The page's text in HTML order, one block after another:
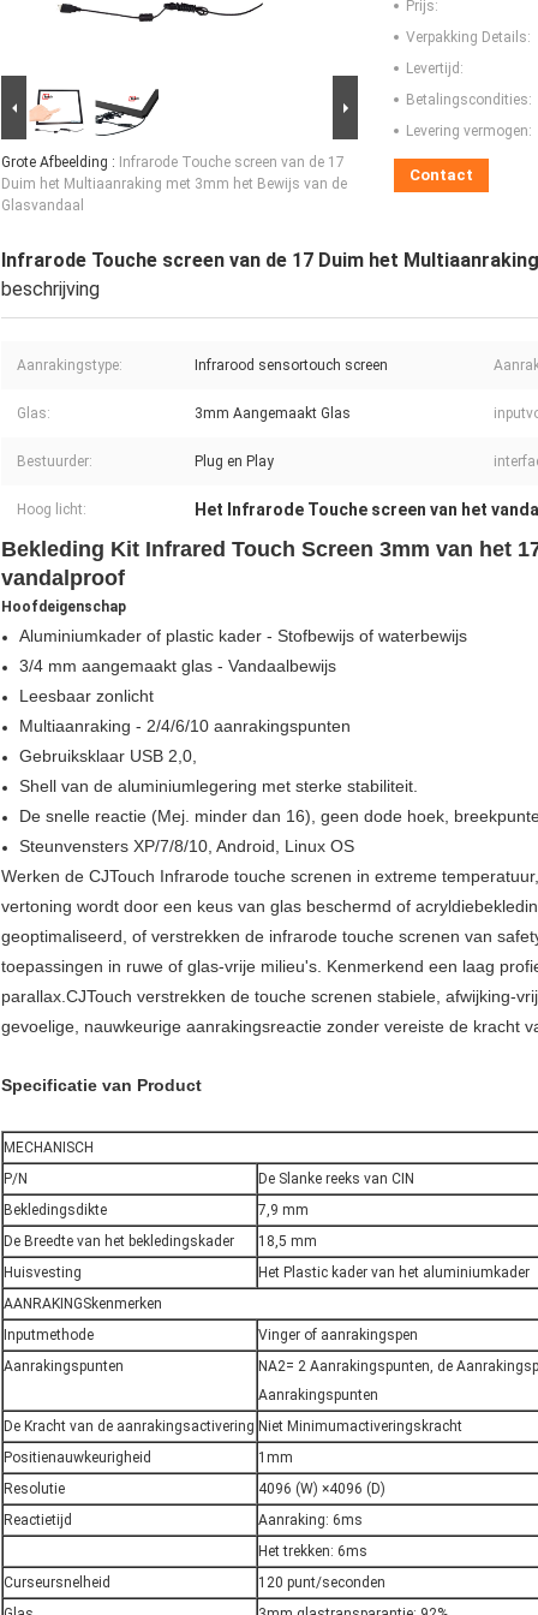
Grote Afbeelding : Infrarode Touche screen van de 17
Duim het Multiaanraking met 3mm het Bewijs van de
Glasvandaal
Prijs:
Verpakking Details:
Levertijd:
Betalingscondities:
Levering vermogen:
Contact
Infrarode Touche screen van de 17 Duim het
beschrijving
Aanrakingstype: Infrarood sensortouch screen
Glas: 3mm Aangemaakt Glas
Bestuurder: Plug en Play
Hoog licht: Het Infrarode Touche screen van het
Bekleding Kit Infrared Touch Screen 3mm van het
vandalproof
Hoofdeigenschap
Aluminiumkader of plastic kader - Stofbewijs of waterbewijs
3/4 mm aangemaakt glas - Vandaalbewijs
Leesbaar zonlicht
Multiaanraking - 2/4/6/10 aanrakingspunten
Gebruiksklaar USB 2,0,
Shell van de aluminiumlegering met sterke stabiliteit.
De snelle reactie (Mej. minder dan 16), geen dode hoek,
Steunvensters XP/7/8/10, Android, Linux OS
Werken de CJTouch Infrarode touche screnen in extreme
vertoning wordt door een keus van glas beschermd of
geoptimaliseerd, of verstrekken de infrarode touche screnen van
toepassingen in ruwe of glas-vrije milieu's. Kenmerkend een laag
parallax.CJTouch verstrekken de touche screnen stabiele, afwijking-
gevoelige, nauwkeurige aanrakingsreactie zonder vereiste de kracht
Specificatie van Product
MECHANISCH
P/N
De Slanke reeks van CIN
Bekledingsdikte
7,9 mm
De Breedte van het bekledingskader
18,5 mm
Huisvesting
Het Plastic kader van het aluminiumkader
AANRAKINGSkenmerken
Inputmethode
Vinger of aanrakingspen
Aanrakingspunten
NA2= 2 Aanrakingspunten, de
Aanrakingspunten
De Kracht van de aanrakingsactivering Niet Minimumactiveringskracht
Positienauwkeurigheid
1mm
Resolutie
4096 (W) ×4096 (D)
Reactietijd
Aanraking: 6ms
Het trekken: 6ms
Curseursnelheid
120 punt/seconden